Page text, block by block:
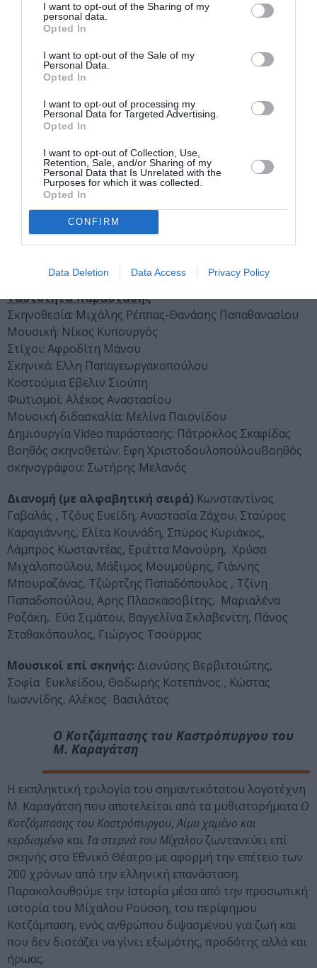
I want to opt-out of the Sharing of my
personal data.
Opted In
I want to opt-out of the Sale of my
Personal Data.
Opted In
I want to opt-out of processing my
Personal Data for Targeted Advertising.
Opted In
I want to opt-out of Collection, Use,
Retention, Sale, and/or Sharing of my
Personal Data that Is Unrelated with the
Purposes for which it was collected.
Opted In
CONFIRM
Data Deletion Data Access Privacy Policy
ΣΚΗΝΗ «ΜΑΡΙΚΑ ΚΟΤΟΠΟΥΛΗ»
Φεγγάρι από χαρτίΚείμενο –
Σκηνοθεσία: Μιχάλης Ρέππας –
Θανάσης Παπαθανασίου
Έναρξη23/10
Φεγγάρι από χαρτί φωτίζει μια Αθήνα που δεν
υπάρχει πια παρά μόνο στο παρελθόν, στα όνειρα και
τις αναμνήσεις μας. Ρίχνει το φως του σε μια πόλη
μαγική, μια γειτονιά στην οδό Αστυδάμαντος, και
αφηγείται ιστορίες έρωτα, ενηλικίωσης, πόνου και
ευτυχίας με φόντο τα ιστορικά γεγονότα της δεκαετίας
του ’60. Ένα μουσικό έργο για όσα βρίσκονται πέρα από
εκεί που μπορούν να περιγράψουν οι λέξεις.
Ταυτότητα παράστασης
Σκηνοθεσία: Μιχάλης Ρέππας-Θανάσης Παπαθανασίου
Μουσική: Νίκος Κυπουργός
Στίχοι: Αφροδίτη Μάνου
Σκηνικά: Ελλη Παπαγεωργακοπούλου
Κοστούμια Εβελιν Σιούπη
Φωτισμοί: Αλέκος Αναστασίου
Mουσική διδασκαλία: Μελίνα Παιονίδου
Δημιουργία Video παράστασης: Πάτροκλος Σκαφίδας
Βοηθός σκηνοθετών: Εφη ΧριστοδουλοπούλουΒοηθός
σκηνογράφου: Σωτήρης Μελανός
Διανομή (με αλφαβητική σειρά) Κωνσταντίνος
Γαβαλάς , Τζόυς Ευείδη, Αναστασία Ζάχου, Σταύρος
Καραγιάννης, Ελίτα Κουνάδη, Σπύρος Κυριάκος,
Λάμπρος Κωσταντέας, Εριέττα Μανούρη, Χρύσα
Μιχαλοπούλου, Μάξιμος Μουμούρης, Γιάννης
Μπουραζάνας, Τζώρτζης Παπαδόπουλος , Τζίνη
Παπαδοπούλου, Αρης Πλασκασοβίτης, Μαριαλένα
Ροζάκη, Εύα Σιμάτου, Βαγγελίνα Σκλαβενίτη, Πάνος
Σταθακόπουλος, Γιώργος Τσούρμας
Μουσικοί επί σκηνής: Διονύσης Βερβιτσιώτης,
Σοφία Ευκλείδου, Θοδωρής Κοτεπάνος , Κώστας
Ιωαννίδης, Αλέκος Βασιλάτος
Ο Κοτζάμπασης του Καστρόπυργου του
Μ. Καραγάτση
Η εκπληκτική τριλογία του σημαντικότατου λογοτέχνη
Μ. Καραγάτση που αποτελείται από τα μυθιστορήματα Ο
Κοτζάμπασης του Καστρόπυργου,Αίμα χαμένο και
κερδισμένο και Τα στερνά του Μίχαλου ζωντανεύει επί
σκηνής στο Εθνικό Θέατρο με αφορμή την επέτειο των
200 χρόνων από την ελληνική επανάσταση.
Παρακολουθούμε την Ιστορία μέσα από την προσωπική
ιστορία του Μίχαλου Ρούσση, του περίφημου
Κοτζάμπαση, ενός ανθρώπου διψασμένου για ζωή και
που δεν διστάζει να γίνει εξωμότης, προδότης αλλά και
ήρωας.